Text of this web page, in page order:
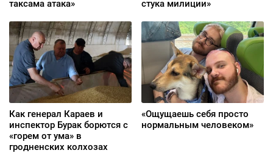
таксама атака»
стука милиции»
Как генерал Караев и
инспектор Бурак борются с
«горем от ума» в
гродненских колхозах
«Ощущаешь себя просто
нормальным человеком»